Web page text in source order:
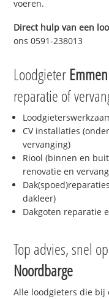
voeren.
Direct hulp van een
ons 0591-238013
Loodgieter
reparatie of
CV installaties
vervanging)
Riool (binnen en
renovatie en
dakleer)
Dakgoten reparatie
Top advies, snel
Noordbarge
Alle loodgieters die